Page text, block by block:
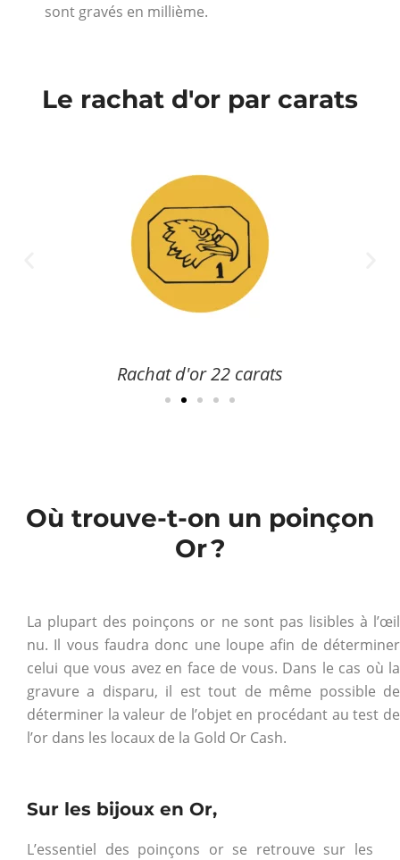
sont gravés en millième.
Le rachat d'or par carats
Rachat d'or 22 carats
Où trouve-t-on un poinçon
Or ?
La plupart des poinçons or ne sont pas lisibles à l’œil
nu. Il vous faudra donc une loupe afin de déterminer
celui que vous avez en face de vous. Dans le cas où la
gravure a disparu, il est tout de même possible de
déterminer la valeur de l’objet en procédant au test de
l’or dans les locaux de la Gold Or Cash.
Sur les bijoux en Or,
L’essentiel des poinçons or se retrouve sur les